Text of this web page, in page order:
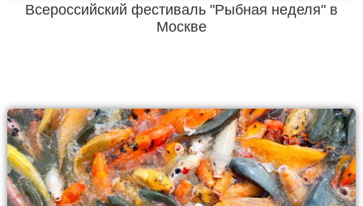
Всероссийский фестиваль "Рыбная неделя" в
Москве